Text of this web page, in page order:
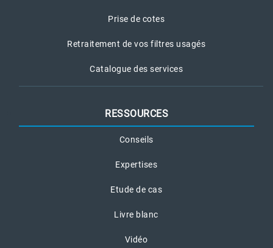
Prise de cotes
Retraitement de vos filtres usagés
Catalogue des services
RESSOURCES
Conseils
Expertises
Etude de cas
Livre blanc
Vidéo